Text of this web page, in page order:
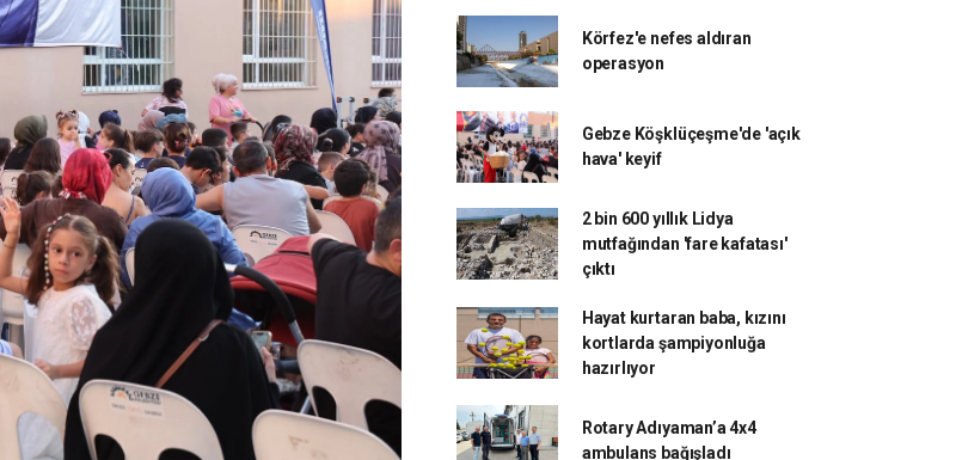
Körfez'e nefes aldıran
operasyon
Gebze Köşklüçeşme'de 'açık
hava' keyif
2 bin 600 yıllık Lidya
mutfağından 'fare kafatası'
çıktı
Hayat kurtaran baba, kızını
kortlarda şampiyonluğa
hazırlıyor
Rotary Adıyaman’a 4x4
ambulans bağışladı